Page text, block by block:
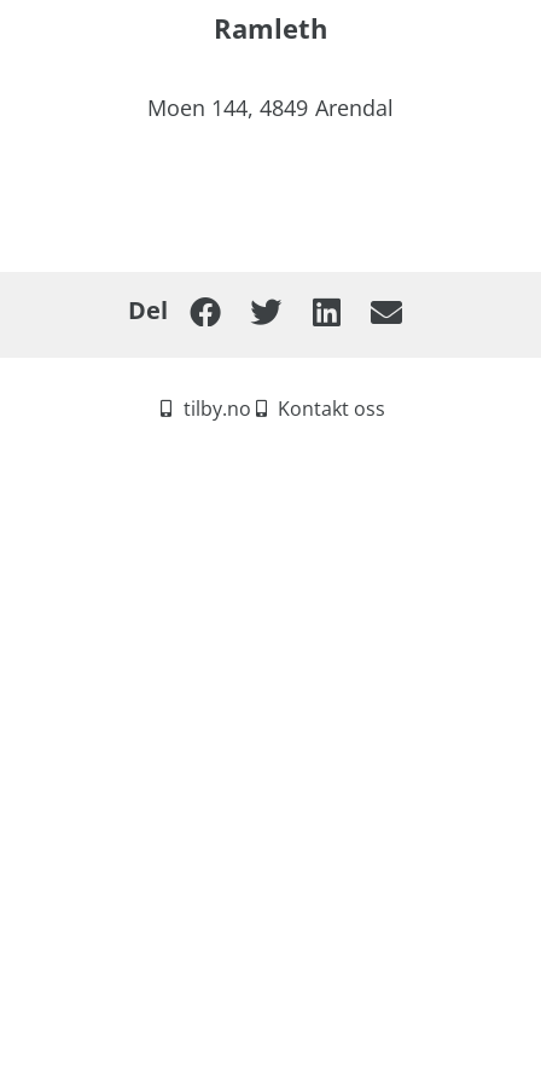
Ramleth
Moen 144, 4849 Arendal
Del
tilby.no Kontakt oss